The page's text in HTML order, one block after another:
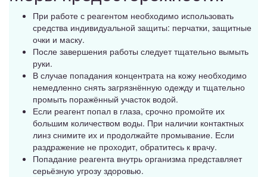
При работе с реагентом необходимо использовать
средства индивидуальной защиты: перчатки, защитные
очки и маску.
После завершения работы следует тщательно вымыть
руки.
В случае попадания концентрата на кожу необходимо
немедленно снять загрязнённую одежду и тщательно
промыть поражённый участок водой.
Если реагент попал в глаза, срочно промойте их
большим количеством воды. При наличии контактных
линз снимите их и продолжайте промывание. Если
раздражение не проходит, обратитесь к врачу.
Попадание реагента внутрь организма представляет
серьёзную угрозу здоровью.